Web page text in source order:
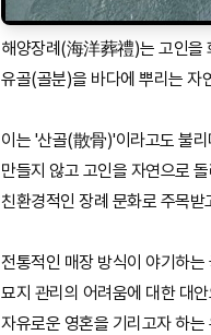
해양장례(海洋葬禮)는 고인을
유골(골분)을 바다에 뿌리는 자
이는 '산골(散骨)'이라고도 불리
만들지 않고 고인을 자연으로
친환경적인 장례 문화로 주목받
전통적인 매장 방식이 야기하는
묘지 관리의 어려움에 대한 대안
자유로운 영혼을 기리고자 하는